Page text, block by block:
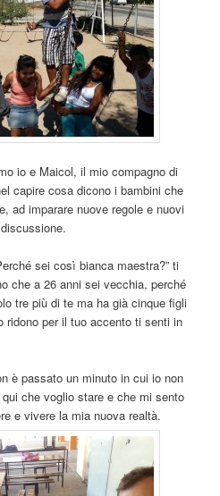
io e Maicol, il mio compagno di
capire cosa dicono i bambini che
ad imparare nuove regole e nuovi
sei così bianca maestra?” ti
che a 26 anni sei vecchia, perché
tre più di te ma ha già cinque figli
ridono per il tuo accento ti senti in
è passato un minuto in cui io non
che voglio stare e che mi sento
e vivere la mia nuova realtà.